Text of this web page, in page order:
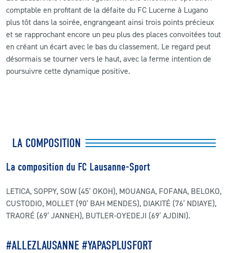
comptable en profitant de la défaite du FC Lucerne à Lugano
plus tôt dans la soirée, engrangeant ainsi trois points précieux
et se rapprochant encore un peu plus des places convoitées tout
en créant un écart avec le bas du classement. Le regard peut
désormais se tourner vers le haut, avec la ferme intention de
poursuivre cette dynamique positive.
LA COMPOSITION
La composition du FC Lausanne-Sport
LETICA, SOPPY, SOW (45′ OKOH), MOUANGA, FOFANA, BELOKO,
CUSTODIO, MOLLET (90′ BAH MENDES), DIAKITÉ (76′ NDIAYE),
TRAORÉ (69′ JANNEH), BUTLER-OYEDEJI (69′ AJDINI).
#ALLEZLAUSANNE #YAPASPLUSFORT